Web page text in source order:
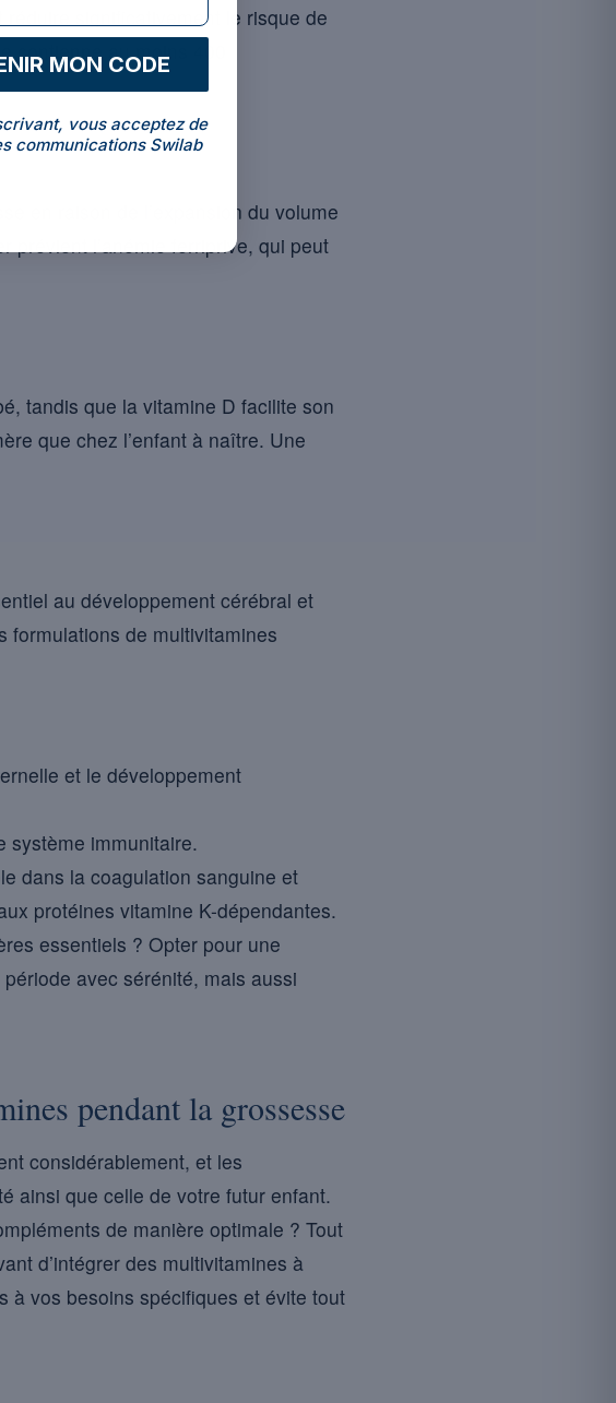
significativement le risque de
au moins 400
en raison de l’expansion du volume
l’anémie ferriprive, qui peut
tandis que la vitamine D facilite son
que chez l’enfant à naître. Une
au développement cérébral et
formulations de multivitamines
et le développement
système immunitaire.
dans la coagulation sanguine et
protéines vitamine K-dépendantes.
essentiels ? Opter pour une
avec sérénité, mais aussi
pendant la grossesse
considérablement, et les
ainsi que celle de votre futur enfant.
de manière optimale ? Tout
d’intégrer des multivitamines à
à vos besoins spécifiques et évite tout
MON CODE
vous acceptez de
communications Swilab